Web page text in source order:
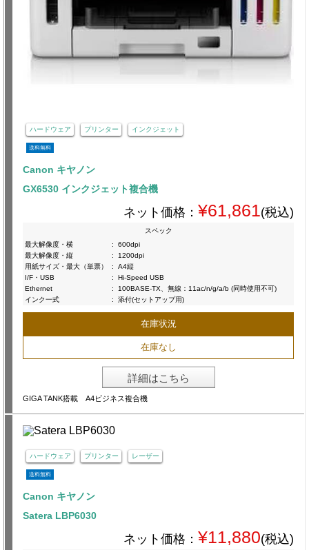
ハードウェア プリンター インクジェット
送料無料
Canon キヤノン
GX6530 インクジェット複合機
ネット価格： ¥61,861(税込)
スペック
最大解像度・横
:
600dpi
最大解像度・縦
:
1200dpi
用紙サイズ・最大（単票）
:
A4縦
I/F・USB
:
Hi-Speed USB
Ethernet
:
100BASE-TX、無線：11ac/n/g/a/b (同時使用不可)
インク一式
: 添付(セットアップ用)
在庫状況
在庫なし
詳細はこちら
GIGA TANK搭載 A4ビジネス複合機
ハードウェア プリンター レーザー
送料無料
Canon キヤノン
Satera LBP6030
ネット価格： ¥11,880(税込)